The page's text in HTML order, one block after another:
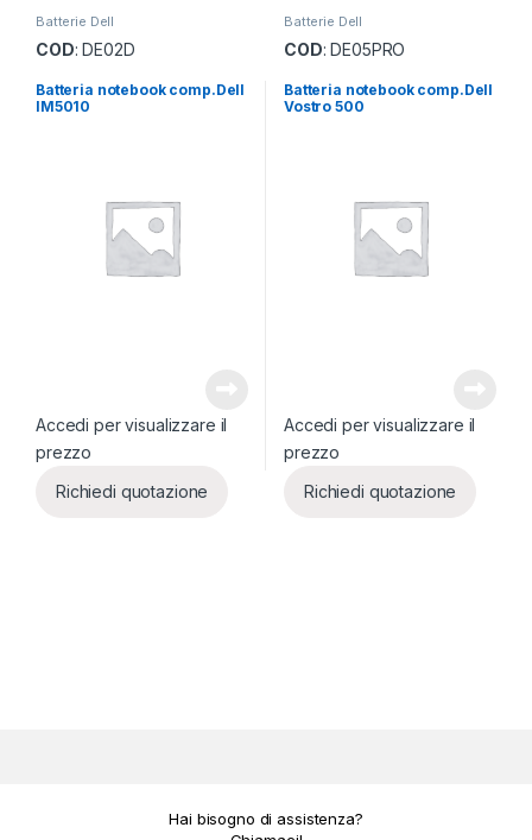
Batterie Dell
COD: DE02D
Batteria notebook comp.Dell
IM5010
Accedi per visualizzare il
prezzo
Richiedi quotazione
Batterie Dell
COD: DE05PRO
Batteria notebook comp.Dell
Vostro 500
Accedi per visualizzare il
prezzo
Richiedi quotazione
Hai bisogno di assistenza?